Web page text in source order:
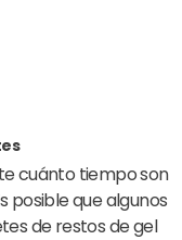
cuánto tiempo son
posible que algunos
de restos de gel